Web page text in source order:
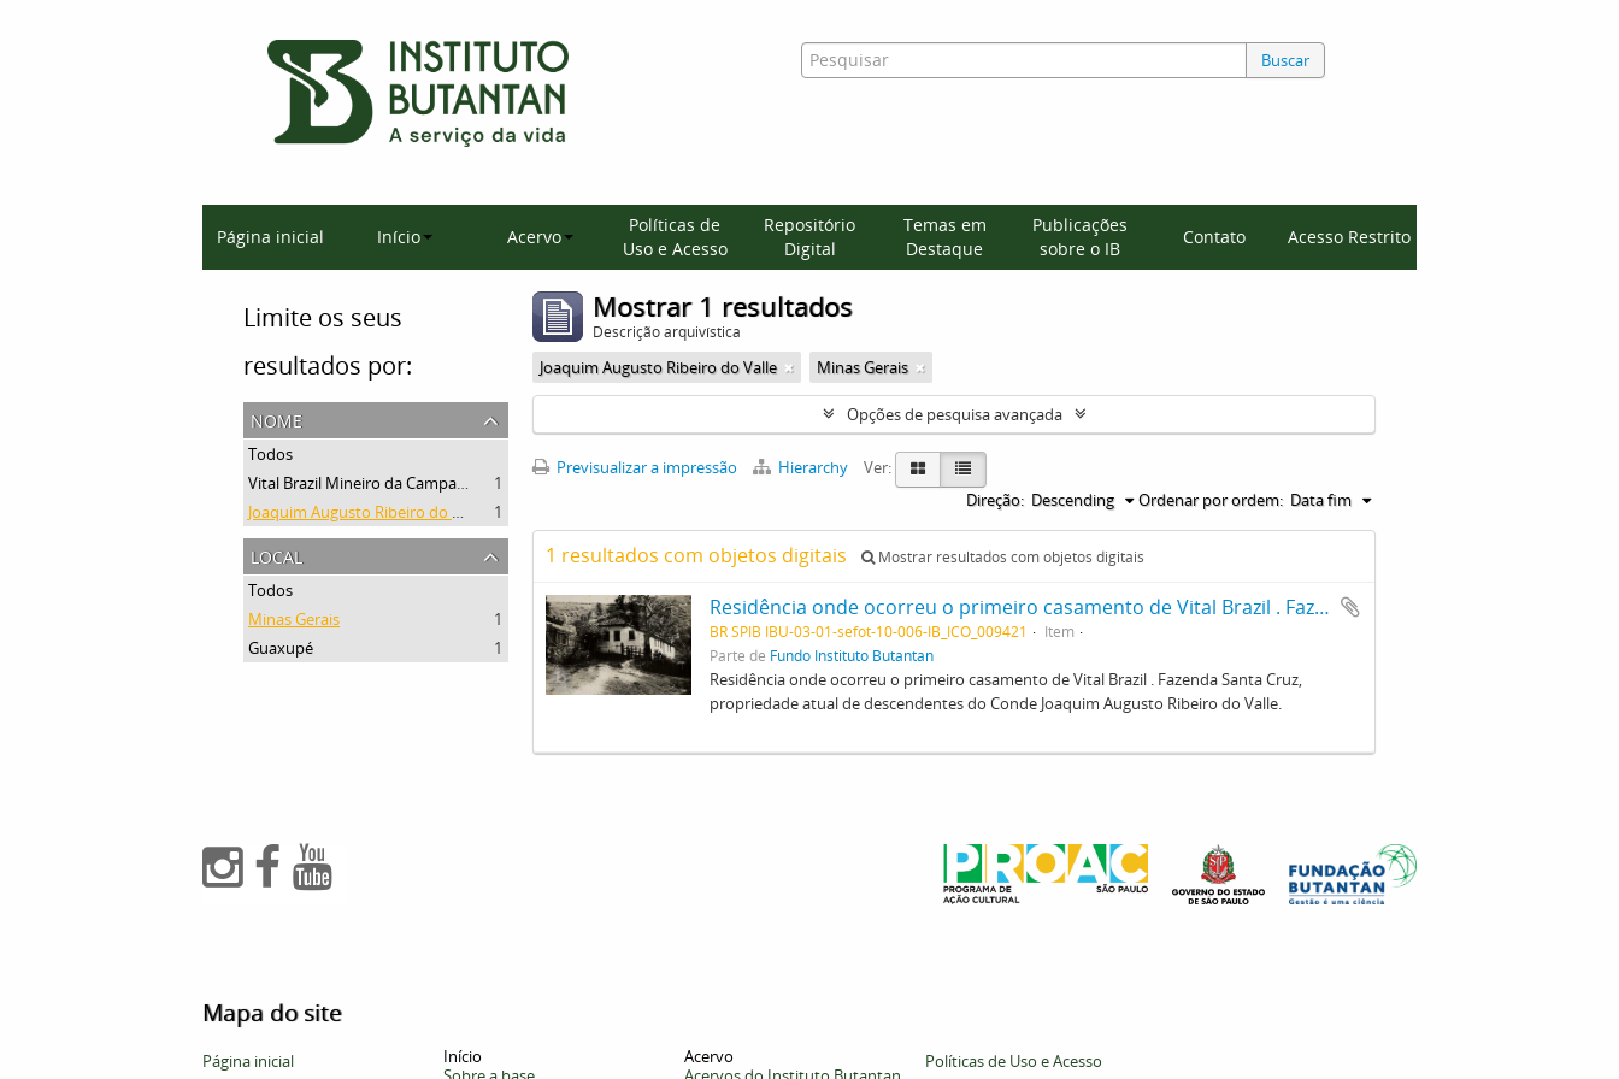
Buscar
Página inicial Início Acervo
Políticas de
Uso e Acesso
Repositório
Digital
Temas em
Destaque
Publicações
sobre o IB
Contato Acesso Restrito
Limite os seus
resultados por:
nome
Todos
Vital Brazil Mineiro da Campanha
1
Joaquim Augusto Ribeiro do Valle
1
local
Todos
Minas Gerais
1
Guaxupé
1
Mostrar 1 resultados
Descrição arquivística
Joaquim Augusto Ribeiro do Valle Minas Gerais
Opções de pesquisa avançada
Previsualizar a impressão Hierarchy
Ver:
Ordenar por ordem: Data fim
Direção: Descending
1 resultados com objetos digitais Mostrar resultados com objetos digitais
Residência onde ocorreu o primeiro casamento de Vital Brazil . Fazenda Santa Cruz, propriedade atual de descendentes do Conde Joaquim Augusto Ribeiro do Valle.
BR SPIB IBU-03-01-sefot-10-006-IB_ICO_009421
Item
Parte de Fundo Instituto Butantan
Residência onde ocorreu o primeiro casamento de Vital Brazil . Fazenda Santa Cruz,
propriedade atual de descendentes do Conde Joaquim Augusto Ribeiro do Valle.
Mapa do site
Página inicial
Início
Acervo
Políticas de Uso e Acesso